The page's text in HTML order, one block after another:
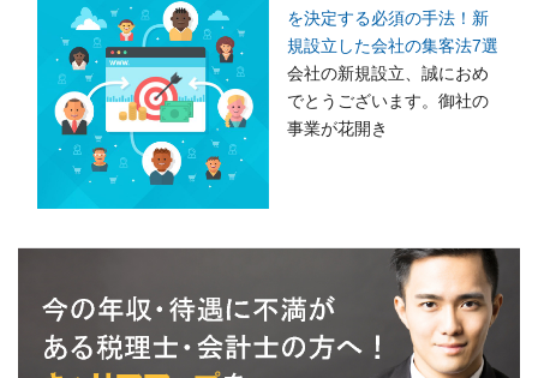
を決定する必須の手法！新
規設立した会社の集客法7選
会社の新規設立、誠におめ
でとうございます。御社の
事業が花開き